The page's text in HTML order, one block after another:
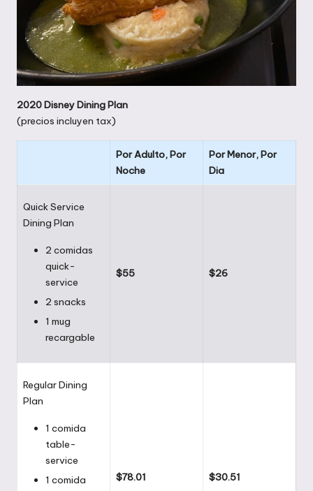
2020 Disney Dining Plan
(precios incluyen tax)
Por Adulto, Por
Noche
Por Menor, Por
Dia
Quick Service
Dining Plan
2 comidas
quick-
service
2 snacks
1 mug
recargable
$55 $26
Regular Dining
Plan
1 comida
table-
service
1 comida
$78.01 $30.51